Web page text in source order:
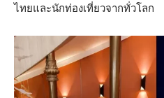
ไทยและนักท่องเที่ยวจากทั่วโลก